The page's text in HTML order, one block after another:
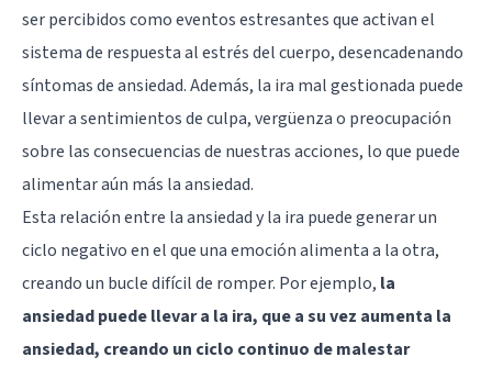
ser percibidos como eventos estresantes que activan el
sistema de respuesta al estrés del cuerpo, desencadenando
síntomas de ansiedad. Además, la ira mal gestionada puede
llevar a sentimientos de culpa, vergüenza o preocupación
sobre las consecuencias de nuestras acciones, lo que puede
alimentar aún más la ansiedad.
Esta relación entre la ansiedad y la ira puede generar un
ciclo negativo en el que una emoción alimenta a la otra,
creando un bucle difícil de romper. Por ejemplo, la
ansiedad puede llevar a la ira, que a su vez aumenta la
ansiedad, creando un ciclo continuo de malestar